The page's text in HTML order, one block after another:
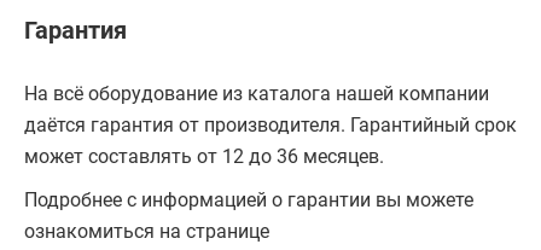
Гарантия
На всё оборудование из каталога нашей компании
даётся гарантия от производителя. Гарантийный срок
может составлять от 12 до 36 месяцев.
Подробнее с информацией о гарантии вы можете
ознакомиться на странице